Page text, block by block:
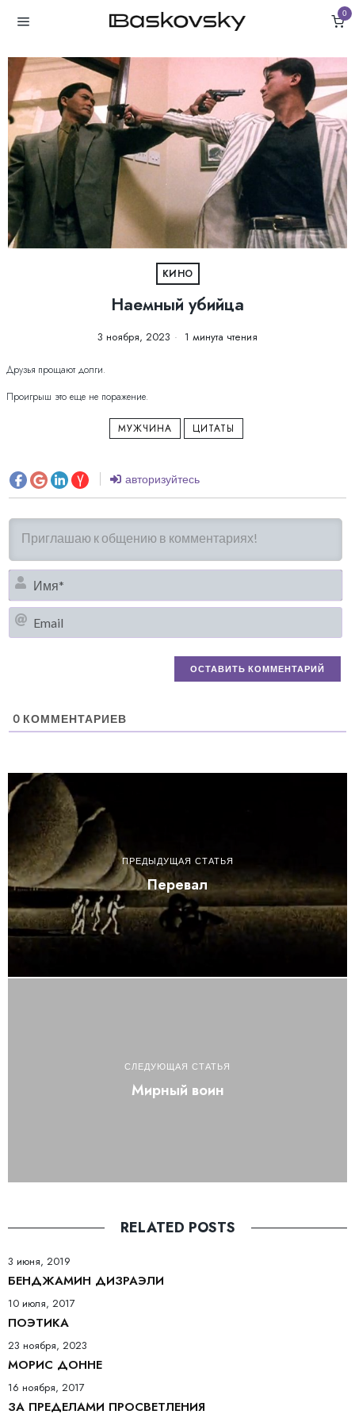
0
КИНО
Наемный убийца
3 ноября, 2023 1 минута чтения
Друзья прощают долги.
Проигрыш это еще не поражение.
МУЖЧИНА ЦИТАТЫ
авторизуйтесь
0 КОММЕНТАРИЕВ
ПРЕДЫДУЩАЯ СТАТЬЯ
Перевал
СЛЕДУЮЩАЯ СТАТЬЯ
Мирный воин
RELATED POSTS
3 июня, 2019
БЕНДЖАМИН ДИЗРАЭЛИ
10 июля, 2017
ПОЭТИКА
23 ноября, 2023
МОРИС ДОННЕ
16 ноября, 2017
ЗА ПРЕДЕЛАМИ ПРОСВЕТЛЕНИЯ